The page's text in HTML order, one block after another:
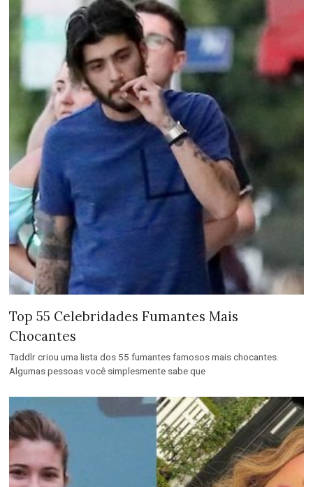
Top 55 Celebridades Fumantes Mais
Chocantes
Taddlr criou uma lista dos 55 fumantes famosos mais chocantes.
Algumas pessoas você simplesmente sabe que